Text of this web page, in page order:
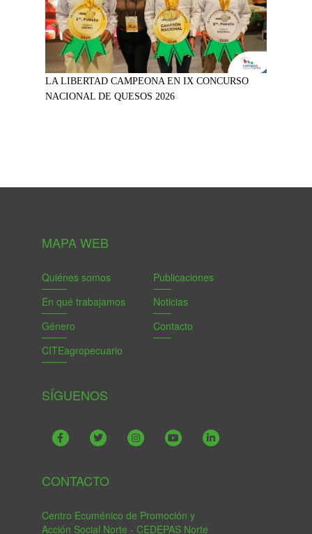
LA LIBERTAD CAMPEONA EN IX CONCURSO
NACIONAL DE QUESOS 2026
MAPA WEB
Quiénes somos
En qué trabajamos
Género
CITEagropecuario
Publicaciones
Noticias
Contacto
SÍGUENOS
CONTACTO
Centro Ecuménico de Promoción y
Acción Social Norte - CEDEPAS Norte